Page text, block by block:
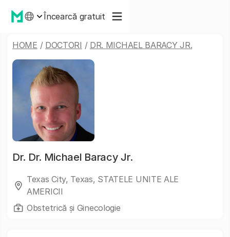
Încearcă gratuit
HOME / DOCTORI / DR. MICHAEL BARACY JR.
Dr. Dr. Michael Baracy Jr.
Texas City, Texas, STATELE UNITE ALE
AMERICII
Obstetrică și Ginecologie